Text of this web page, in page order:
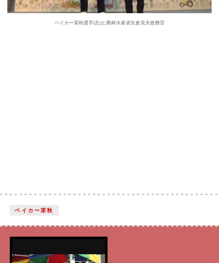
ベイカー茉秋選手(左)と農林水産省矢倉克夫政務官
ベイカー茉秋